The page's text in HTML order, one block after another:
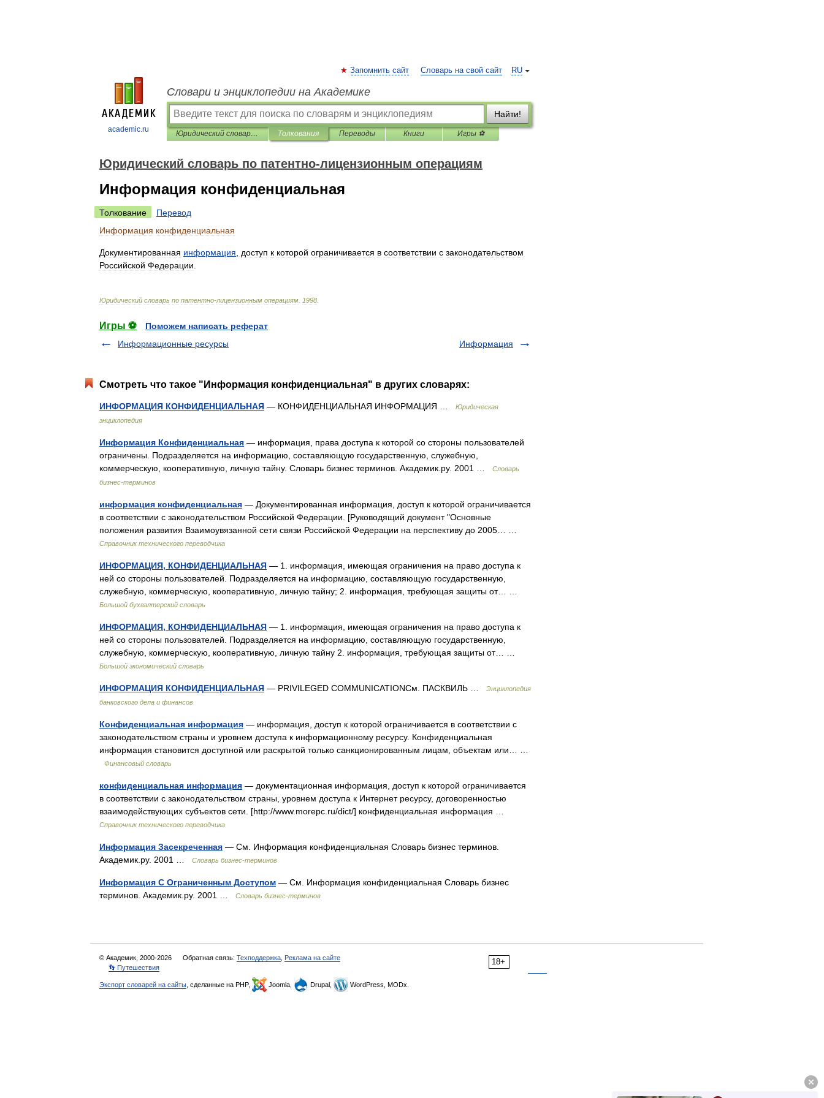
academic.ru
RU
Запомнить сайт Словарь на свой сайт
Словари и энциклопедии на Академике
Найти!
Юридический словарь по патентно-лицензионным операциям Толкования Переводы Книги Игры ⚽
Юридический словарь по патентно-лицензионным операциям
Информация конфиденциальная
Толкование
Перевод
Информация конфиденциальная
Документированная информация доступ к которой ограничивается в соответствии с законодательством
Российской Федерации
Юридический словарь по патентно-лицензионным операциям 1998
Игры ⚽
Поможем написать реферат
Информационные ресурсы
Информация
Смотреть что такое "Информация конфиденциальная" в других словарях:
ИНФОРМАЦИЯ КОНФИДЕНЦИАЛЬНАЯ — КОНФИДЕНЦИАЛЬНАЯ ИНФОРМАЦИЯ …
Юридическая
энциклопедия
Информация Конфиденциальная — информация, права доступа к которой со стороны пользователей
ограничены. Подразделяется на информацию, составляющую государственную, служебную,
коммерческую, кооперативную, личную тайну. Словарь бизнес терминов. Академик.ру. 2001 …
Словарь
бизнес-терминов
информация конфиденциальная — Документированная информация, доступ к которой ограничивается
в соответствии с законодательством Российской Федерации. [Руководящий документ "Основные
положения развития Взаимоувязанной сети связи Российской Федерации на перспективу до 2005… …
Справочник технического переводчика
ИНФОРМАЦИЯ, КОНФИДЕНЦИАЛЬНАЯ — 1. информация, имеющая ограничения на право доступа к
ней со стороны пользователей. Подразделяется на информацию, составляющую государственную,
служебную, коммерческую, кооперативную, личную тайну; 2. информация, требующая защиты от… …
Большой бухгалтерский словарь
ИНФОРМАЦИЯ, КОНФИДЕНЦИАЛЬНАЯ — 1. информация, имеющая ограничения на право доступа к
ней со стороны пользователей. Подразделяется на информацию, составляющую государственную,
служебную, коммерческую, кооперативную, личную тайну 2. информация, требующая защиты от… …
Большой экономический словарь
ИНФОРМАЦИЯ КОНФИДЕНЦИАЛЬНАЯ — PRIVILEGED COMMUNICATIONСм. ПАСКВИЛЬ …
Энциклопедия
банковского дела и финансов
Конфиденциальная информация — информация, доступ к которой ограничивается в соответствии с
законодательством страны и уровнем доступа к информационному ресурсу. Конфиденциальная
информация становится доступной или раскрытой только санкционированным лицам, объектам или… …
Финансовый словарь
конфиденциальная информация — документационная информация, доступ к которой ограничивается
в соответствии с законодательством страны, уровнем доступа к Интернет ресурсу, договоренностью
взаимодействующих субъектов сети. [http://www.morepc.ru/dict/] конфиденциальная информация …
Справочник технического переводчика
Информация Засекреченная — См. Информация конфиденциальная Словарь бизнес терминов.
Академик.ру. 2001 …
Словарь бизнес-терминов
Информация С Ограниченным Доступом — См. Информация конфиденциальная Словарь бизнес
терминов. Академик.ру. 2001 …
Словарь бизнес-терминов
18+
© Академик, 2000-2026 Обратная связь: Техподдержка Реклама на сайте
👣 Путешествия
Экспорт словарей на сайты , сделанные на PHP, Joomla, Drupal, WordPress, MODx.